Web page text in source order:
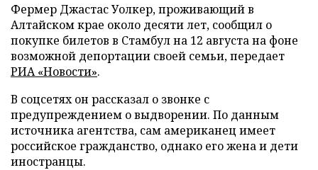
Фермер Джастас Уолкер, проживающий в
Алтайском крае около десяти лет, сообщил о
покупке билетов в Стамбул на 12 августа на фоне
возможной депортации своей семьи, передает
РИА «Новости».
В соцсетях он рассказал о звонке с
предупреждением о выдворении. По данным
источника агентства, сам американец имеет
российское гражданство, однако его жена и дети
иностранцы.